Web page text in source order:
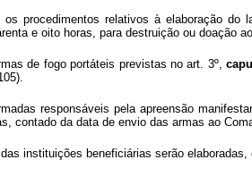
procedimentos relativos à elaboração
e oito horas, para destruição ou doação
de fogo portáteis previstas no art. 3º,
responsáveis pela apreensão
contado da data de envio das armas ao
instituições beneficiárias serão elaboradas,